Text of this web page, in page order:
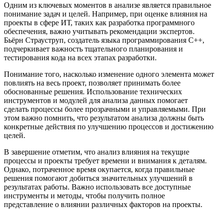
Одним из ключевых моментов в анализе является правильное
понимание задач и целей. Например, при оценке влияния на
проекты в сфере ИТ, таких как разработка программного
обеспечения, важно учитывать рекомендации экспертов.
Бьёрн Страуструп, создатель языка программирования C++,
подчеркивает важность тщательного планирования и
тестирования кода на всех этапах разработки.
Понимание того, насколько изменение одного элемента может
повлиять на весь проект, позволяет принимать более
обоснованные решения. Использование технических
инструментов и модулей для анализа данных помогает
сделать процессы более прозрачными и управляемыми. При
этом важно помнить, что результатом анализа должны быть
конкретные действия по улучшению процессов и достижению
целей.
В завершение отметим, что анализ влияния на текущие
процессы и проекты требует времени и внимания к деталям.
Однако, потраченное время окупается, когда правильные
решения помогают добиться значительных улучшений в
результатах работы. Важно использовать все доступные
инструменты и методы, чтобы получить полное
представление о влиянии различных факторов на проекты.